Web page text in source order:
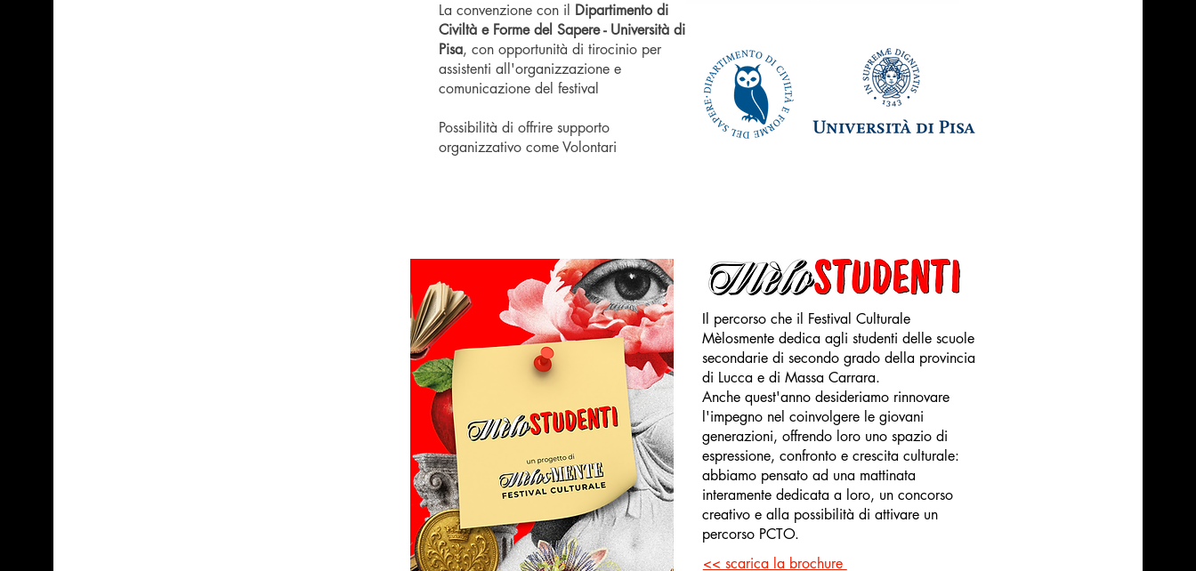
La convenzione con il Dipartimento di
Civiltà e Forme del Sapere - Università di
Pisa, con opportunità di tirocinio per
assistenti all'organizzazione e
comunicazione del festival
Possibilità di offrire supporto
organizzativo come Volontari
Il percorso che il Festival Culturale
Mèlosmente dedica agli studenti delle scuole
secondarie di secondo grado della provincia
di Lucca e di Massa Carrara.
Anche quest'anno desideriamo rinnovare
l'impegno nel coinvolgere le giovani
generazioni, offrendo loro uno spazio di
espressione, confronto e crescita culturale:
abbiamo pensato ad una mattinata
interamente dedicata a loro, un concorso
creativo e alla possibilità di attivare un
percorso PCTO.
<< scarica la brochure